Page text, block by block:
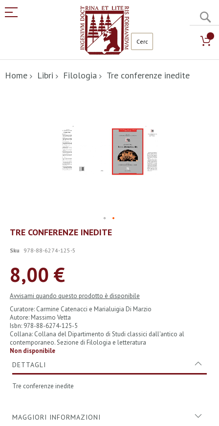
al
contenuto
Home Libri Filologia Tre conferenze inedite
Vai
all'inizio
galleria
immagini
TRE CONFERENZE INEDITE
Sku 978-88-6274-125-5
8,00 €
Avvisami quando questo prodotto è disponibile
Curatore: Carmine Catenacci e Marialuigia Di Marzio
Autore: Massimo Vetta
Isbn: 978-88-6274-125-5
Collana: Collana del Dipartimento di Studi classici dall'antico al
contemporaneo. Sezione di Filologia e letteratura
Non disponibile
DETTAGLI
Tre conferenze inedite
MAGGIORI INFORMAZIONI